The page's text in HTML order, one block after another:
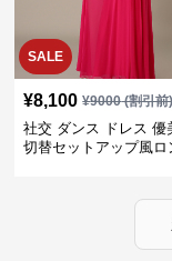
SALE
¥8,100 ¥9000(割引前
社交 ダンス ドレス 優
切替セットアップ風ロ